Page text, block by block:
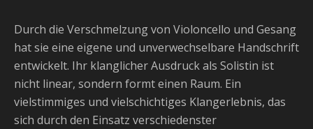
Durch die Verschmelzung von Violoncello und Gesang
hat sie eine eigene und unverwechselbare Handschrift
entwickelt. Ihr klanglicher Ausdruck als Solistin ist
nicht linear, sondern formt einen Raum. Ein
vielstimmiges und vielschichtiges Klangerlebnis, das
sich durch den Einsatz verschiedenster